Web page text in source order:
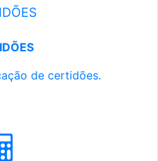
de certidões.